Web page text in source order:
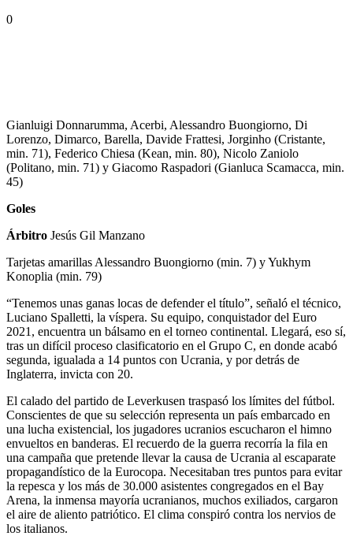
0
Gianluigi Donnarumma, Acerbi, Alessandro Buongiorno, Di
Lorenzo, Dimarco, Barella, Davide Frattesi, Jorginho (Cristante,
min. 71), Federico Chiesa (Kean, min. 80), Nicolo Zaniolo
(Politano, min. 71) y Giacomo Raspadori (Gianluca Scamacca, min.
45)
Goles
Árbitro Jesús Gil Manzano
Tarjetas amarillas Alessandro Buongiorno (min. 7) y Yukhym
Konoplia (min. 79)
“Tenemos unas ganas locas de defender el título”, señaló el técnico,
Luciano Spalletti, la víspera. Su equipo, conquistador del Euro
2021, encuentra un bálsamo en el torneo continental. Llegará, eso sí,
tras un difícil proceso clasificatorio en el Grupo C, en donde acabó
segunda, igualada a 14 puntos con Ucrania, y por detrás de
Inglaterra, invicta con 20.
El calado del partido de Leverkusen traspasó los límites del fútbol.
Conscientes de que su selección representa un país embarcado en
una lucha existencial, los jugadores ucranios escucharon el himno
envueltos en banderas. El recuerdo de la guerra recorría la fila en
una campaña que pretende llevar la causa de Ucrania al escaparate
propagandístico de la Eurocopa. Necesitaban tres puntos para evitar
la repesca y los más de 30.000 asistentes congregados en el Bay
Arena, la inmensa mayoría ucranianos, muchos exiliados, cargaron
el aire de aliento patriótico. El clima conspiró contra los nervios de
los italianos.